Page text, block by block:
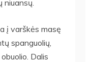
į varškės masę
spanguolių,
Dalis